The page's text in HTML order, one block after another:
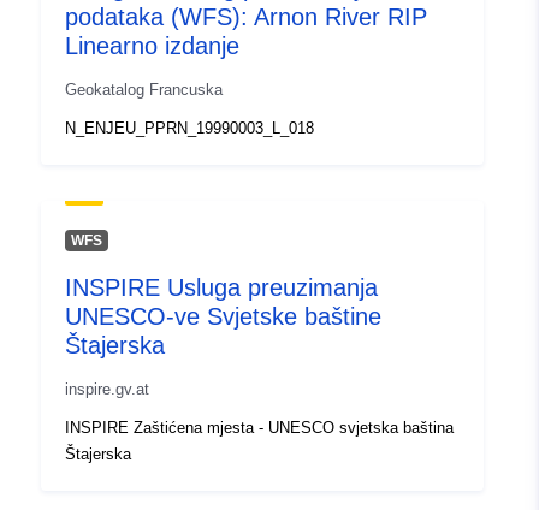
podataka (WFS): Arnon River RIP
Linearno izdanje
Geokatalog Francuska
N_ENJEU_PPRN_19990003_L_018
WFS
INSPIRE Usluga preuzimanja
UNESCO-ve Svjetske baštine
Štajerska
inspire.gv.at
INSPIRE Zaštićena mjesta - UNESCO svjetska baština
Štajerska